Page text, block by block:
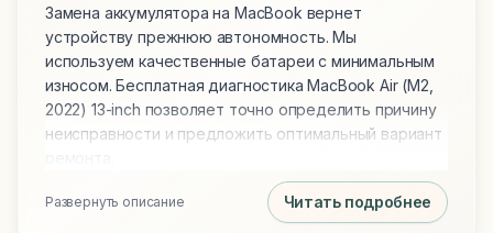
Замена аккумулятора на MacBook вернет
устройству прежнюю автономность. Мы
используем качественные батареи с минимальным
износом. Бесплатная диагностика MacBook Air (M2,
2022) 13-inch позволяет точно определить причину
неисправности и предложить оптимальный вариант
Развернуть описание Читать подробнее